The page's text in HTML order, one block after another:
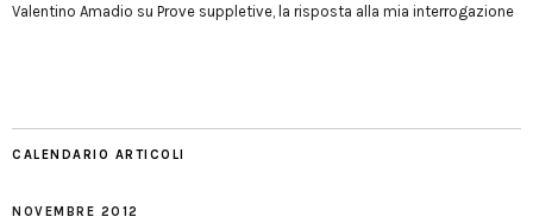
Valentino Amadio su Prove suppletive, la risposta alla mia interrogazione
CALENDARIO ARTICOLI
NOVEMBRE 2012